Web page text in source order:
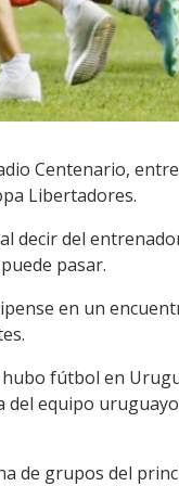
Centenario,
Libertadores.
decir del
pasar.
en un
fútbol en
equipo
de grupos del